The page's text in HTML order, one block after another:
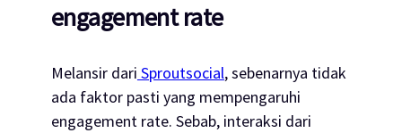
engagement rate
Melansir dari Sproutsocial, sebenarnya tidak
ada faktor pasti yang mempengaruhi
engagement rate. Sebab, interaksi dari